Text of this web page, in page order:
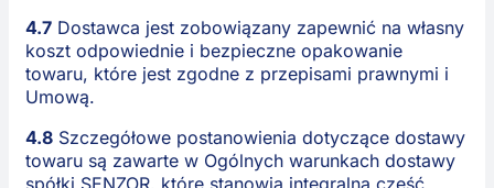
4.7Dostawca jest zobowiązany zapewnić na własny
koszt odpowiednie i bezpieczne opakowanie
towaru, które jest zgodne z przepisami prawnymi i
Umową.
4.8Szczegółowe postanowienia dotyczące dostawy
towaru są zawarte w Ogólnych warunkach dostawy